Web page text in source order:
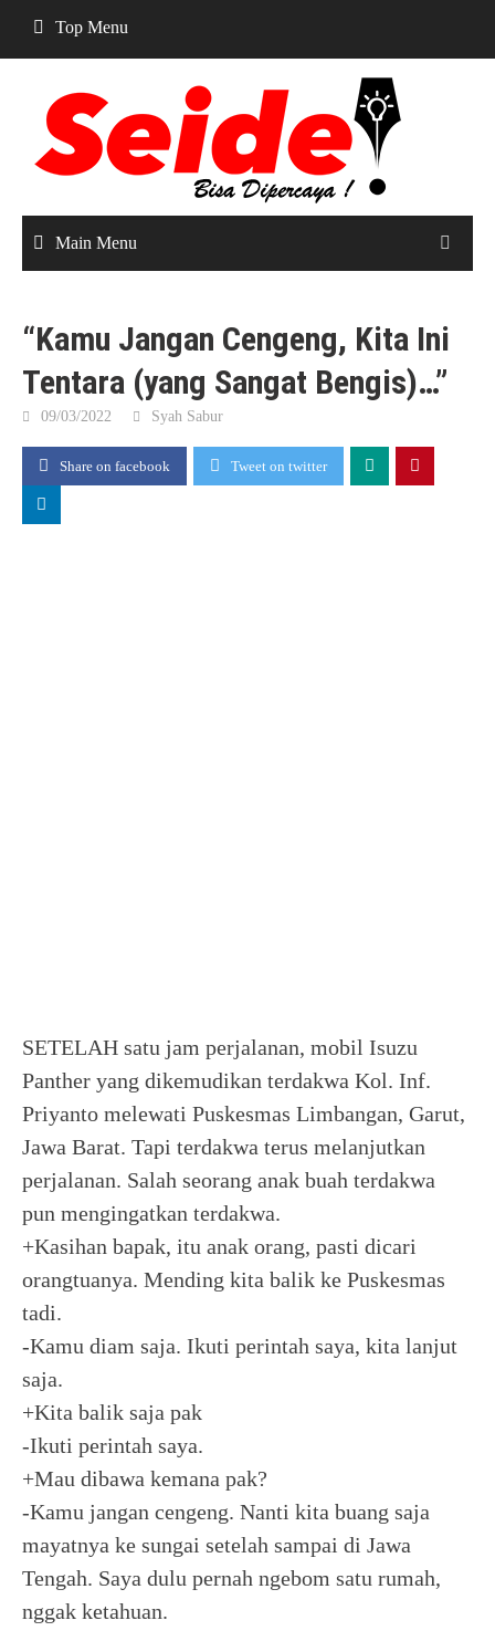
content
Top Menu
Main Menu
“Kamu Jangan Cengeng, Kita Ini
Tentara (yang Sangat Bengis)…”
09/03/2022 Syah Sabur
Share on facebook Tweet on twitter
SETELAH satu jam perjalanan, mobil Isuzu
Panther yang dikemudikan terdakwa Kol. Inf.
Priyanto melewati Puskesmas Limbangan, Garut,
Jawa Barat. Tapi terdakwa terus melanjutkan
perjalanan. Salah seorang anak buah terdakwa
pun mengingatkan terdakwa.
+Kasihan bapak, itu anak orang, pasti dicari
orangtuanya. Mending kita balik ke Puskesmas
tadi.
-Kamu diam saja. Ikuti perintah saya, kita lanjut
saja.
+Kita balik saja pak
-Ikuti perintah saya.
+Mau dibawa kemana pak?
-Kamu jangan cengeng. Nanti kita buang saja
mayatnya ke sungai setelah sampai di Jawa
Tengah. Saya dulu pernah ngebom satu rumah,
nggak ketahuan.